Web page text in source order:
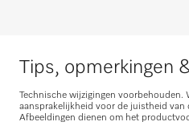
Tips, opmerkingen
Technische wijzigingen voorbehouden.
aansprakelijkheid voor de juistheid van
Afbeeldingen dienen om het